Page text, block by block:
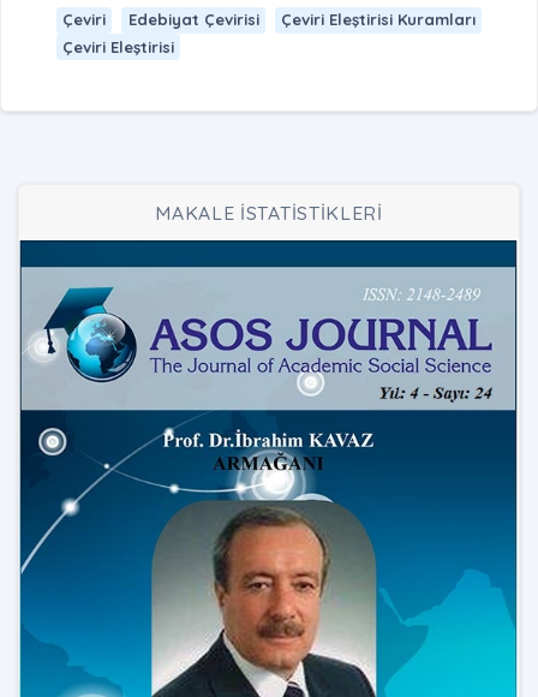
Çeviri Edebiyat Çevirisi
Çeviri Eleştirisi Kuramları
Çeviri Eleştirisi
MAKALE İSTATİSTİKLERİ